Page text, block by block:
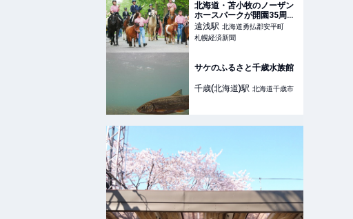
北海道・苫小牧のノーザン
ホースパークが開園35周
年 記念イベントも
遠浅駅 北海道勇払郡安平町
札幌経済新聞
サケのふるさと千歳水族館
千歳(北海道)駅 北海道千歳市